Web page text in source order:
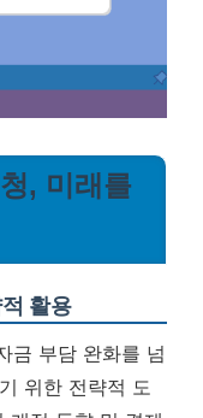
, 미래를
활용
금 부담 완화를 넘
위한 전략적 도